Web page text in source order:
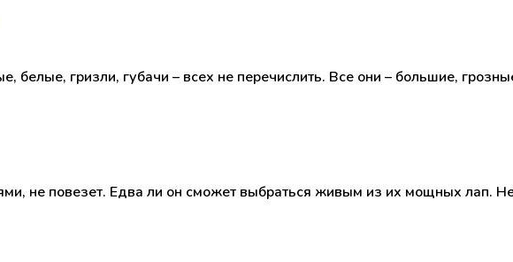
белые, гризли, губачи – всех не перечислить. Все они – большие,
не повезет. Едва ли он сможет выбраться живым из их мощных лап.